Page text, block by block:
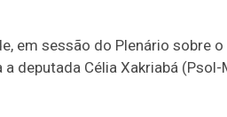
em sessão do Plenário sobre
deputada Célia Xakriabá (Psol-